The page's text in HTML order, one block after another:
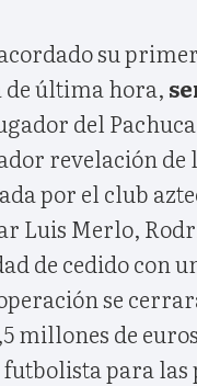
su
de última hora,
del Pachuca
revelación
por el club
Luis Merlo,
de cedido con
se
millones de
para